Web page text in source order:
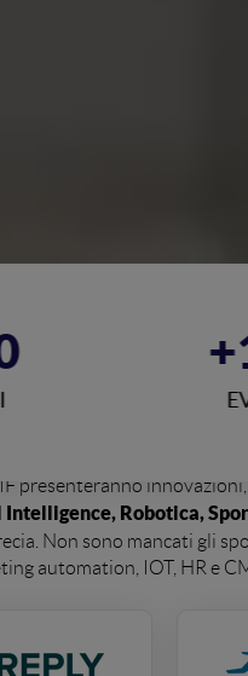
presenteranno
Robotica,
Non sono mancati gli
automation, IOT, HR e